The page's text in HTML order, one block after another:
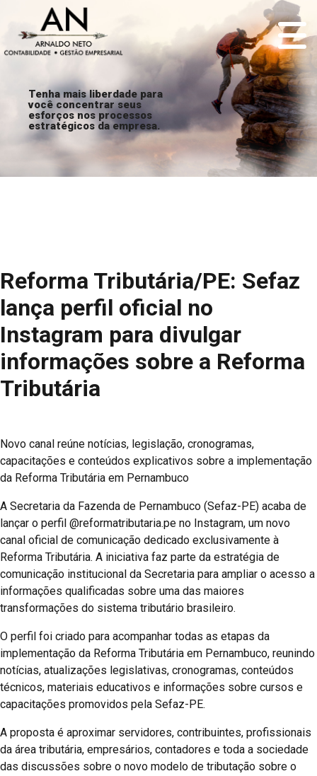
Tenha mais liberdade para
você concentrar seus
esforços nos processos
estratégicos da empresa.
Reforma Tributária/PE: Sefaz
lança perfil oficial no
Instagram para divulgar
informações sobre a Reforma
Tributária
Novo canal reúne notícias, legislação, cronogramas,
capacitações e conteúdos explicativos sobre a implementação
da Reforma Tributária em Pernambuco
A Secretaria da Fazenda de Pernambuco (Sefaz-PE) acaba de
lançar o perfil @reformatributaria.pe no Instagram, um novo
canal oficial de comunicação dedicado exclusivamente à
Reforma Tributária. A iniciativa faz parte da estratégia de
comunicação institucional da Secretaria para ampliar o acesso a
informações qualificadas sobre uma das maiores
transformações do sistema tributário brasileiro.
O perfil foi criado para acompanhar todas as etapas da
implementação da Reforma Tributária em Pernambuco, reunindo
notícias, atualizações legislativas, cronogramas, conteúdos
técnicos, materiais educativos e informações sobre cursos e
capacitações promovidos pela Sefaz-PE.
A proposta é aproximar servidores, contribuintes, profissionais
da área tributária, empresários, contadores e toda a sociedade
das discussões sobre o novo modelo de tributação sobre o